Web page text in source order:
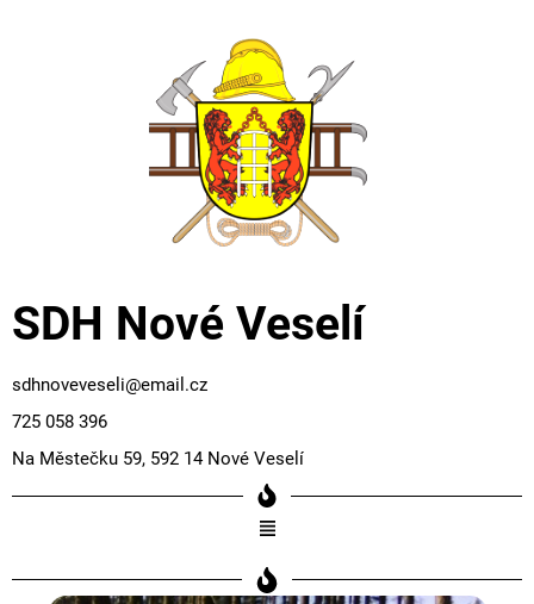
SDH Nové Veselí
sdhnoveveseli@email.cz
725 058 396
Na Městečku 59, 592 14 Nové Veselí